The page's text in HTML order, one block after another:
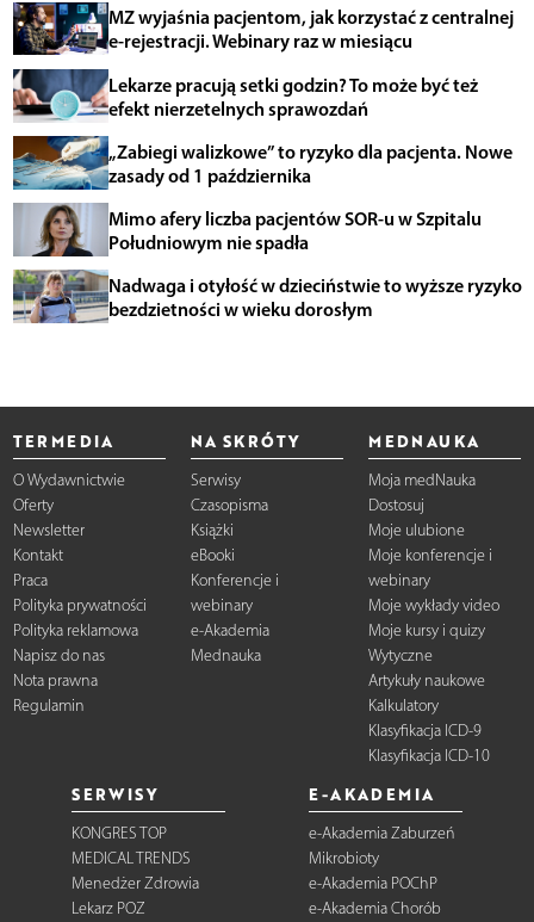
MZ wyjaśnia pacjentom, jak korzystać z centralnej
e-rejestracji. Webinary raz w miesiącu
Lekarze pracują setki godzin? To może być też
efekt nierzetelnych sprawozdań
„Zabiegi walizkowe” to ryzyko dla pacjenta. Nowe
zasady od 1 października
Mimo afery liczba pacjentów SOR-u w Szpitalu
Południowym nie spadła
Nadwaga i otyłość w dzieciństwie to wyższe ryzyko
bezdzietności w wieku dorosłym
TERMEDIA
O Wydawnictwie
Oferty
Newsletter
Kontakt
Praca
Polityka prywatności
Polityka reklamowa
Napisz do nas
Nota prawna
Regulamin
NA SKRÓTY
Serwisy
Czasopisma
Książki
eBooki
Konferencje i
webinary
e-Akademia
Mednauka
MEDNAUKA
Moja medNauka
Dostosuj
Moje ulubione
Moje konferencje i
webinary
Moje wykłady video
Moje kursy i quizy
Wytyczne
Artykuły naukowe
Kalkulatory
Klasyfikacja ICD-9
Klasyfikacja ICD-10
SERWISY
KONGRES TOP
MEDICAL TRENDS
Menedżer Zdrowia
Lekarz POZ
E-AKADEMIA
e-Akademia Zaburzeń
Mikrobioty
e-Akademia POChP
e-Akademia Chorób